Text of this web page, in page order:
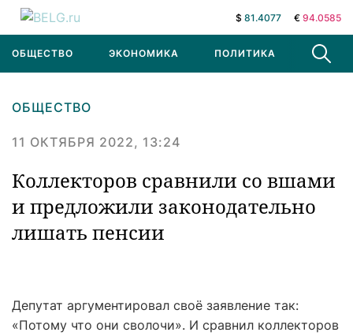
$ 81.4077 € 94.0585
ОБЩЕСТВО ЭКОНОМИКА ПОЛИТИКА В МИРЕ
ОБЩЕСТВО
11 ОКТЯБРЯ 2022, 13:24
Коллекторов сравнили со вшами
и предложили законодательно
лишать пенсии
Депутат аргументировал своё заявление так:
«Потому что они сволочи». И сравнил коллекторов